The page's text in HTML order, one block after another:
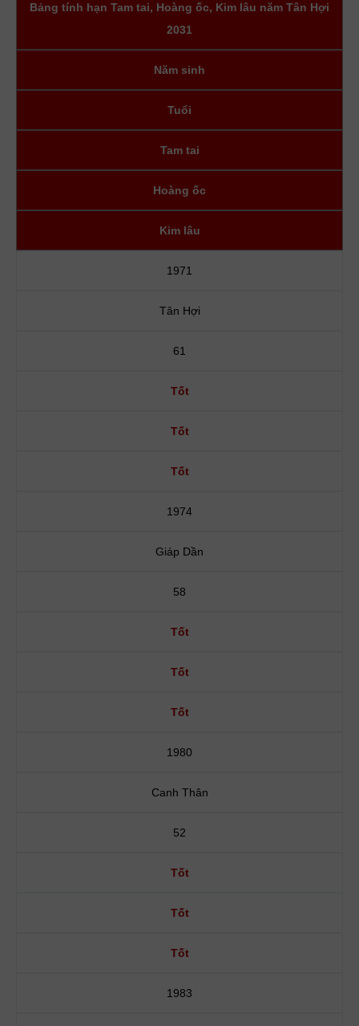
Bảng tính hạn Tam tai, Hoàng ốc, Kim lâu năm Tân Hợi
2031
Năm sinh
Tuổi
Tam tai
Hoàng ốc
Kim lâu
1971
Tân Hợi
61
Tốt
Tốt
Tốt
1974
Giáp Dần
58
Tốt
Tốt
Tốt
1980
Canh Thân
52
Tốt
Tốt
Tốt
1983